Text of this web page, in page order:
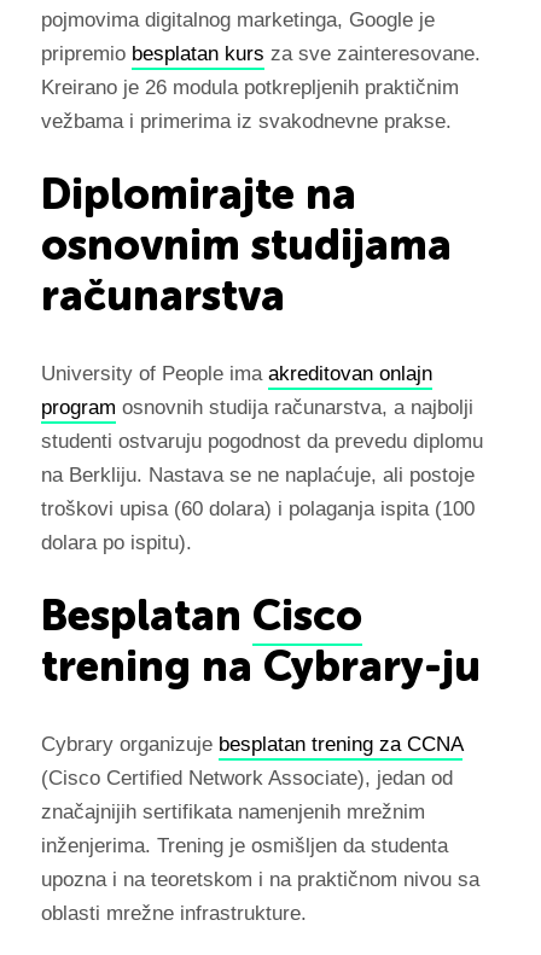
pojmovima digitalnog marketinga, Google je
pripremio besplatan kurs za sve zainteresovane.
Kreirano je 26 modula potkrepljenih praktičnim
vežbama i primerima iz svakodnevne prakse.
Diplomirajte na
osnovnim studijama
računarstva
University of People ima akreditovan onlajn
program osnovnih studija računarstva, a najbolji
studenti ostvaruju pogodnost da prevedu diplomu
na Berkliju. Nastava se ne naplaćuje, ali postoje
troškovi upisa (60 dolara) i polaganja ispita (100
dolara po ispitu).
Besplatan Cisco
trening na Cybrary-ju
Cybrary organizuje besplatan trening za CCNA
(Cisco Certified Network Associate), jedan od
značajnijih sertifikata namenjenih mrežnim
inženjerima. Trening je osmišljen da studenta
upozna i na teoretskom i na praktičnom nivou sa
oblasti mrežne infrastrukture.